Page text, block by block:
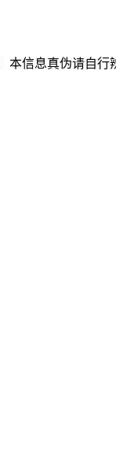
本信息真伪请自行